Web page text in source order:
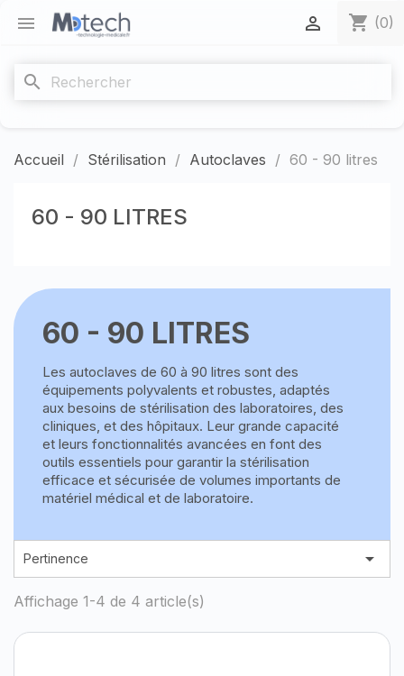
 shopping_cart (0)

search
Accueil Stérilisation Autoclaves 60 - 90 litres
60 - 90 LITRES
60 - 90 LITRES
Les autoclaves de 60 à 90 litres sont des
équipements polyvalents et robustes, adaptés
aux besoins de stérilisation des laboratoires, des
cliniques, et des hôpitaux. Leur grande capacité
et leurs fonctionnalités avancées en font des
outils essentiels pour garantir la stérilisation
efficace et sécurisée de volumes importants de
matériel médical et de laboratoire.
Pertinence 
Affichage 1-4 de 4 article(s)